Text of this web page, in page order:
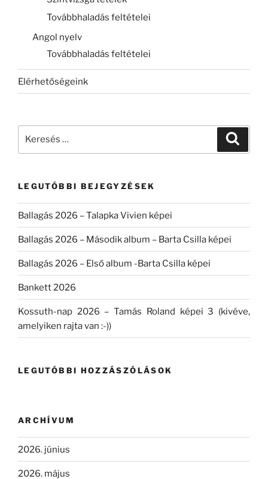
Továbbhaladás feltételei
Angol nyelv
Továbbhaladás feltételei
Elérhetőségeink
LEGUTÓBBI BEJEGYZÉSEK
Ballagás 2026 – Talapka Vivien képei
Ballagás 2026 – Második album – Barta Csilla képei
Ballagás 2026 – Első album -Barta Csilla képei
Bankett 2026
Kossuth-nap 2026 – Tamás Roland képei 3 (kivéve,
amelyiken rajta van :-))
LEGUTÓBBI HOZZÁSZÓLÁSOK
ARCHÍVUM
2026. június
2026. május